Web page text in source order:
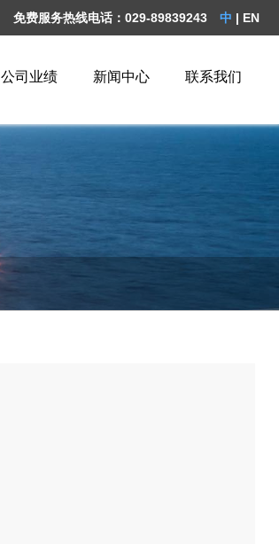
免费服务热线电话：029-89839243 中 | EN
公司业绩 新闻中心 联系我们